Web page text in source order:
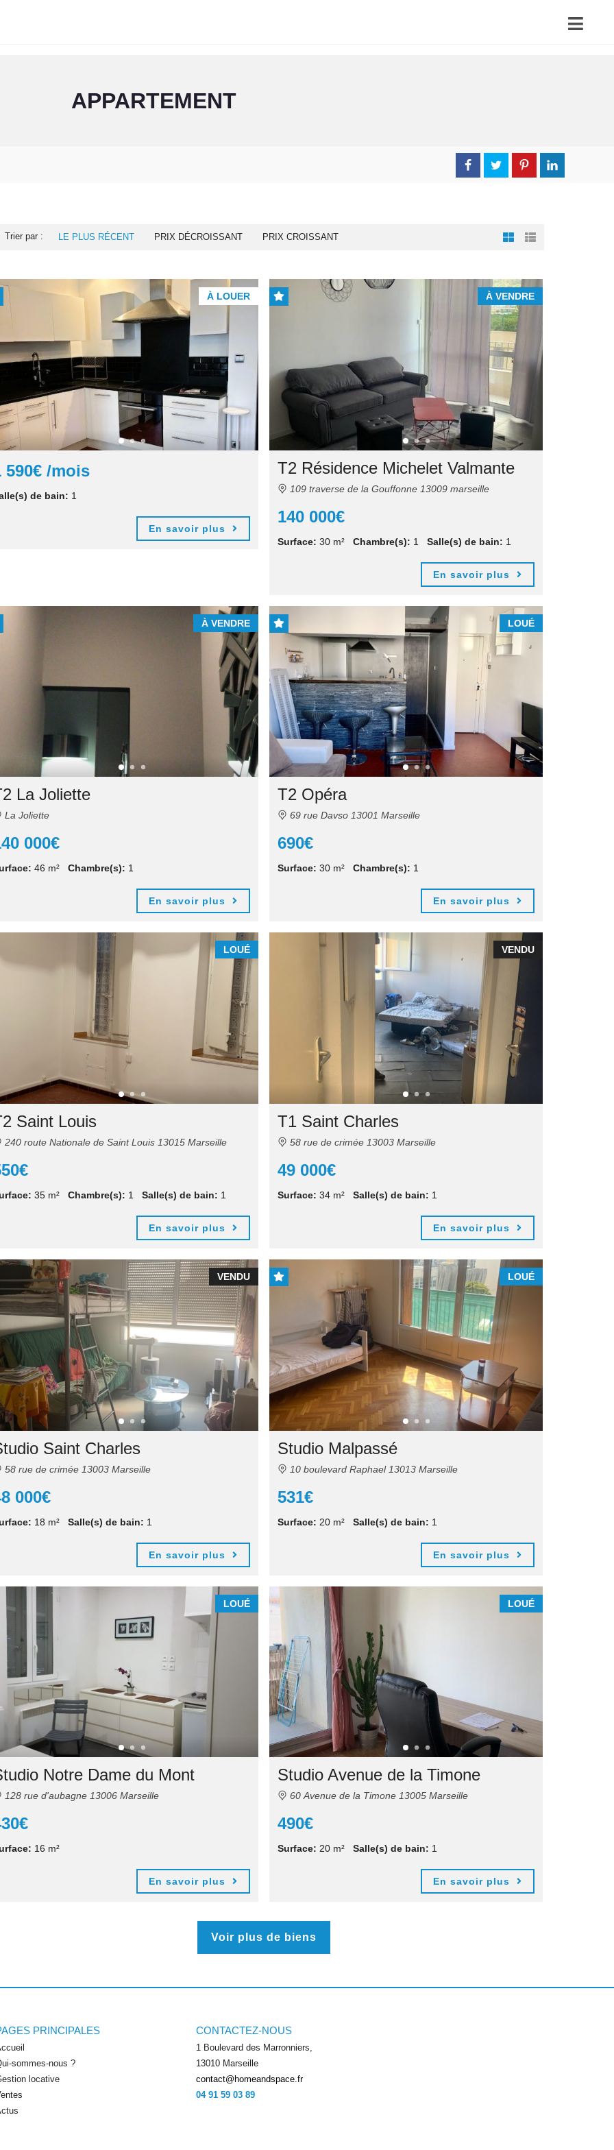
APPARTEMENT
Trier par : LE PLUS RÉCENT PRIX DÉCROISSANT PRIX CROISSANT
À LOUER
590€ /mois
de bain: 1
En savoir plus
À VENDRE
T2 Résidence Michelet Valmante
109 traverse de la Gouffonne 13009 marseille
140 000€
Surface: 30 m² Chambre(s): 1 Salle(s) de bain: 1
En savoir plus
À VENDRE
La Joliette
La Joliette
000€
46 m² Chambre(s): 1
En savoir plus
LOUÉ
T2 Opéra
69 rue Davso 13001 Marseille
690€
Surface: 30 m² Chambre(s): 1
En savoir plus
LOUÉ
Saint Louis
240 route Nationale de Saint Louis 13015 Marseille
35 m² Chambre(s): 1 Salle(s) de bain: 1
En savoir plus
VENDU
T1 Saint Charles
58 rue de crimée 13003 Marseille
49 000€
Surface: 34 m² Salle(s) de bain: 1
En savoir plus
VENDU
Saint Charles
58 rue de crimée 13003 Marseille
000€
18 m² Salle(s) de bain: 1
En savoir plus
LOUÉ
Studio Malpassé
10 boulevard Raphael 13013 Marseille
531€
Surface: 20 m² Salle(s) de bain: 1
En savoir plus
LOUÉ
Notre Dame du Mont
128 rue d'aubagne 13006 Marseille
16 m²
En savoir plus
LOUÉ
Studio Avenue de la Timone
60 Avenue de la Timone 13005 Marseille
490€
Surface: 20 m² Salle(s) de bain: 1
En savoir plus
Voir plus de biens
PRINCIPALES
sommes-nous ?
locative
CONTACTEZ-NOUS
1 Boulevard des Marronniers,
13010 Marseille
contact@homeandspace.fr
04 91 59 03 89